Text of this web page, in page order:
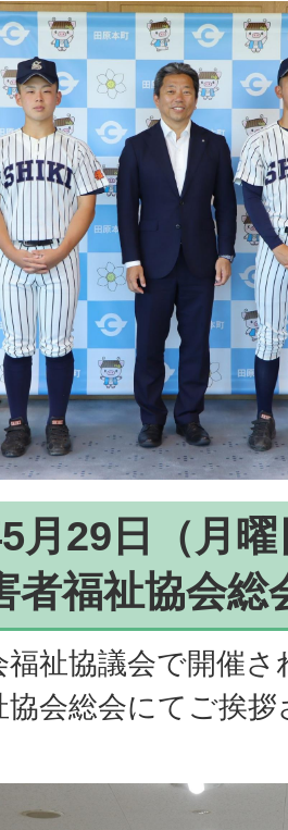
月29日（月
者福祉協会総
福祉協議会で開催
協会総会にてご挨